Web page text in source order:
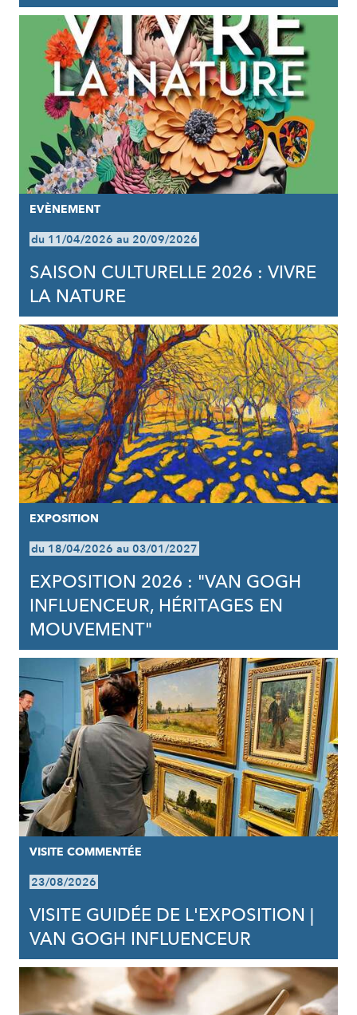
EVÈNEMENT
du 11/04/2026 au 20/09/2026
SAISON CULTURELLE 2026 : VIVRE
LA NATURE
EXPOSITION
du 18/04/2026 au 03/01/2027
EXPOSITION 2026 : "VAN GOGH
INFLUENCEUR, HÉRITAGES EN
MOUVEMENT"
VISITE COMMENTÉE
23/08/2026
VISITE GUIDÉE DE L'EXPOSITION |
VAN GOGH INFLUENCEUR